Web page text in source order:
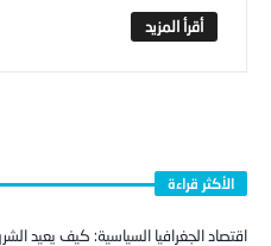
الأكثر قراءة
اقتصاد الجغرافيا السياسية: كيف يعيد